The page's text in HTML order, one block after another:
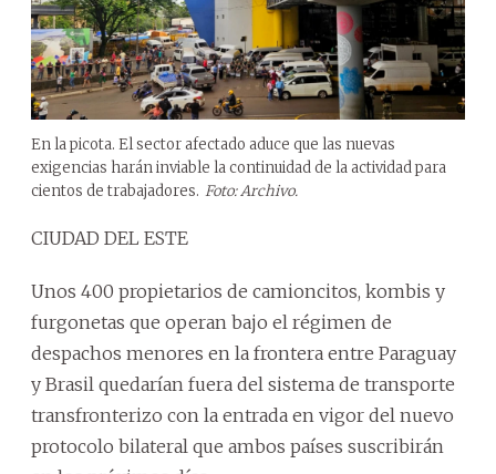
En la picota. El sector afectado aduce que las nuevas
exigencias harán inviable la continuidad de la actividad para
cientos de trabajadores. Foto: Archivo.
CIUDAD DEL ESTE
Unos 400 propietarios de camioncitos, kombis y
furgonetas que operan bajo el régimen de
despachos menores en la frontera entre Paraguay
y Brasil quedarían fuera del sistema de transporte
transfronterizo con la entrada en vigor del nuevo
protocolo bilateral que ambos países suscribirán